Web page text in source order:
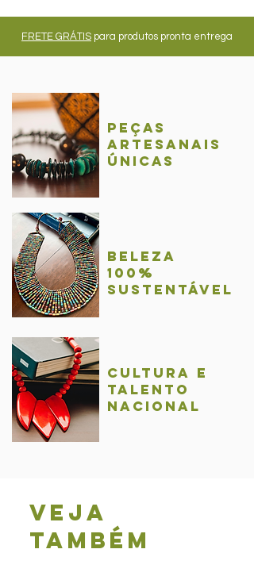
FRETE GRÁTIS para produtos pronta entrega
Peças
Artesanais
únicas
BelezA
100%
sustentável
Cultura e
talentO
nacional
Veja
também